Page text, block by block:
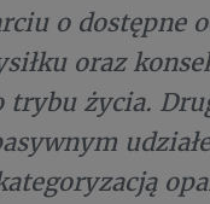
o dostępne
oraz
trybu życia.